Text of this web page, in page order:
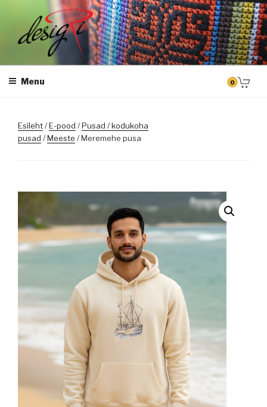
content
DESIGRI
Masintikkimine, tiimiriided, logo riietele tikkimine, kodukoha pusad,
Menu 0
Esileht/E-pood /Pusad / kodukoha
pusad /Meeste / Meremehe pusa